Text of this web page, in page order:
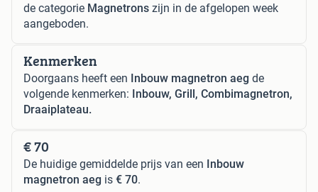
de categorie Magnetrons zijn in de afgelopen week
aangeboden.
Kenmerken
Doorgaans heeft een Inbouw magnetron aeg de
volgende kenmerken: Inbouw, Grill, Combimagnetron,
Draaiplateau.
€ 70
De huidige gemiddelde prijs van een Inbouw
magnetron aeg is € 70.